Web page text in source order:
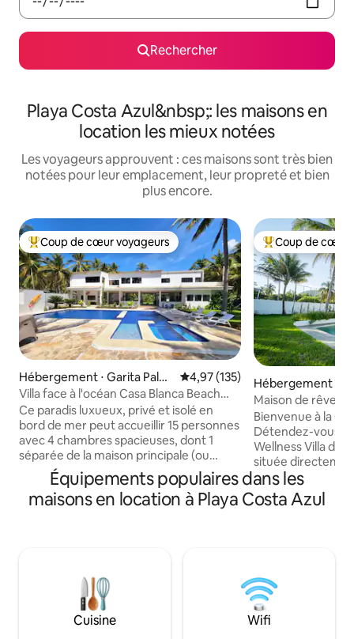
Rechercher
Playa Costa Azul&nbsp;: les maisons en
location les mieux notées
Les voyageurs approuvent : ces maisons sont très bien
notées pour leur emplacement, leur propreté et bien
plus encore.
Coups de cœur voyageurs les plus appréciés
Coup de cœur voyageurs
Hébergement ⋅ Garita Palm
era
Évaluation moyenne sur la
4,97 (135)
Villa face à l'océan Casa Blanca Beach
House
Ce paradis luxueux, privé et isolé en
bord de mer peut accueillir 15 personnes
avec 4 chambres spacieuses, dont 1
séparée de la maison principale (ou
jusqu'à 20 personnes avec 2 chambres
supplémentaires moyennant des frais
additionnels, DEMANDEZ-MOI DES
un grand espace extérieur avec
barbecue et hamacs. Grandes
chambres d'hôtes, chacune avec une
salle de bain complète, la climatisation,
Coups de cœur
Coup de cœur
Hébergement ⋅
Department
Maison de rêve
w/Breakfast
Bienvenue à la
Détendez-vous
Wellness Villa de
située
à Santa Isabel
Salvador. Cette propriété haut de
gamme en bord
Profitez d'un
gratuit et de
de notre jardin. Massage, yoga, surf et
plus encore. Réservation uniquement
Équipements populaires dans les
maisons en location à Playa Costa Azul
Cuisine Wifi